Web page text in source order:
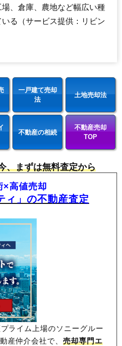
、倉庫、農地など幅広い種
る（サービス提供：リビン
一戸建て売却
法
土地売却法
不動産の相続
不動産売却
TOP
、まずは無料査定から
×高値売却
ィ」の不動産査定
ライム上場のソニーグルー
産仲介会社で、売却専門エ